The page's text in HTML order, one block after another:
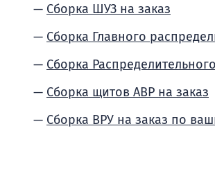
Сборка ШУЗ на заказ
Сборка Главного
Сборка
Сборка щитов АВР на заказ
Сборка ВРУ на заказ по